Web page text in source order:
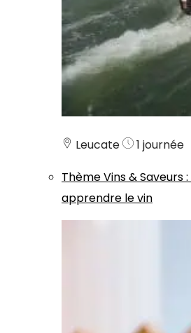
Leucate
1 journée
ThèmeVins & Saveurs:
apprendre le vin